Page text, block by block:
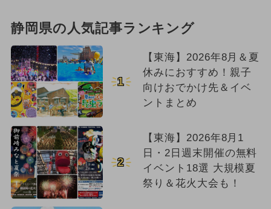
静岡県の人気記事ランキング
1
【東海】2026年8月＆夏
休みにおすすめ！親子
向けおでかけ先＆イベ
ントまとめ
2
【東海】2026年8月1
日・2日週末開催の無料
イベント18選 大規模夏
祭り＆花火大会も！